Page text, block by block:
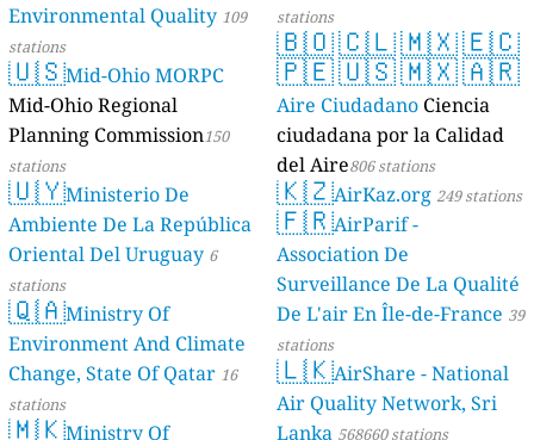
stations
🇧🇴🇨🇱🇲🇽🇪🇨
🇵🇪🇺🇸🇲🇽🇦🇷
Aire Ciudadano Ciencia
ciudadana por la Calidad
del Aire806 stations
🇰🇿AirKaz.org 249 stations
🇫🇷AirParif -
Association De
Surveillance De La Qualité
De L'air En Île-de-France 39
stations
🇱🇰AirShare - National
Air Quality Network, Sri
Lanka 568660 stations
Environmental Quality 109
stations
🇺🇸Mid-Ohio MORPC
Mid-Ohio Regional
Planning Commission150
stations
🇺🇾Ministerio De
Ambiente De La República
Oriental Del Uruguay 6
stations
🇶🇦Ministry Of
Environment And Climate
Change, State Of Qatar 16
stations
🇲🇰Ministry Of